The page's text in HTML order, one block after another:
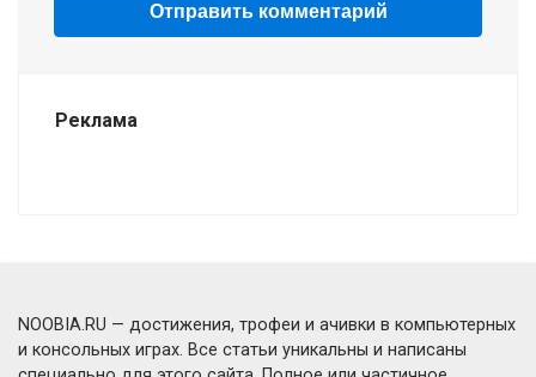
Реклама
NOOBIA.RU — достижения, трофеи и ачивки в компьютерных
и консольных играх. Все статьи уникальны и написаны